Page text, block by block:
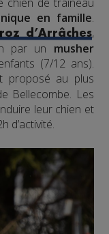
en famille.
d’Arrâches,
par un musher
(7/12 ans).
au plus
Bellecombe. Les
leur chien et
d’activité.